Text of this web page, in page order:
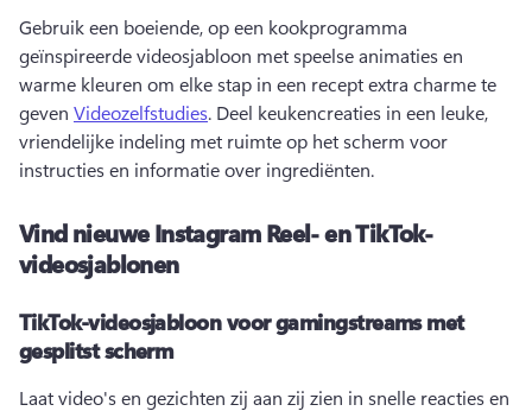
Gebruik een boeiende, op een kookprogramma
geïnspireerde videosjabloon met speelse animaties en
warme kleuren om elke stap in een recept extra charme te
geven Videozelfstudies. Deel keukencreaties in een leuke,
vriendelijke indeling met ruimte op het scherm voor
instructies en informatie over ingrediënten.
Vind nieuwe Instagram Reel- en TikTok-
videosjablonen
TikTok-videosjabloon voor gamingstreams met
gesplitst scherm
Laat video's en gezichten zij aan zij zien in snelle reacties en